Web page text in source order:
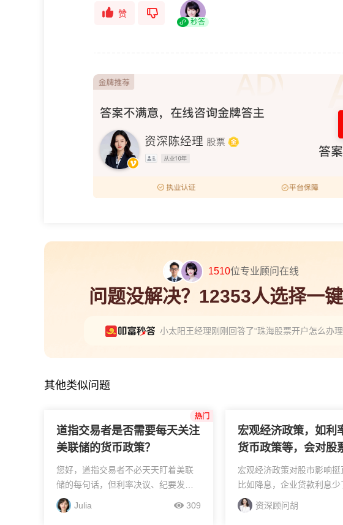
赞
秒答
1510位专业顾问在线
问题没解决？12353人选择一
小太阳王经理刚刚回答了“珠海股票开户怎么办
其他类似问题
道指交易者是否需要每天关注
美联储的货币政策？
您好，道指交易者不必天天盯着美联
储的每句话，但利率决议、纪要发布
和主席讲话这三大节点必须留意，因
为它们是引发指数波段变动的核心引
Julia 309
宏观经济政策，如利
货币政策等，会对股
生怎样的影响？，可
下吗?谢谢
宏观经济政策对股市影响挺
比如降息，企业贷款利息少
可能变高，大家对股市预期
时存钱利息低了，钱可能从
资深顾问胡